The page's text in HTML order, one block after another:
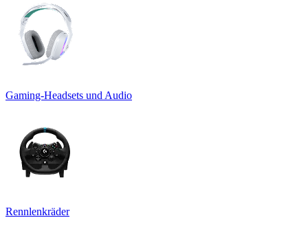
Gaming-Headsets und Audio
Rennlenkräder